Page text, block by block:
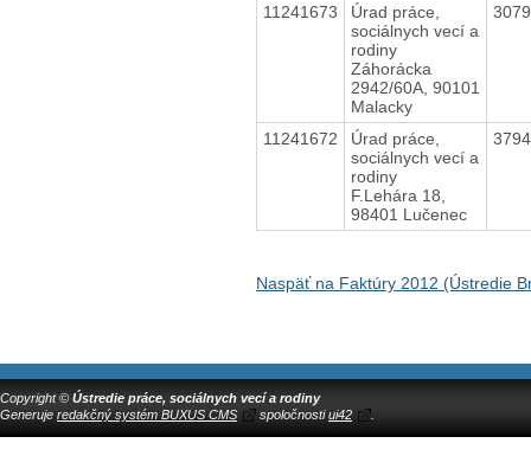
11241673
Úrad práce,
sociálnych vecí a
rodiny
Záhorácka
2942/60A, 90101
Malacky
11241672
Úrad práce,
sociálnych vecí a
rodiny
F.Lehára 18,
98401 Lučenec
Naspäť na Faktúry 2012 (Ústredie
Copyright © Ústredie práce, sociálnych vecí a rodiny
Generuje redakčný systém BUXUS CMS spoločnostiui42